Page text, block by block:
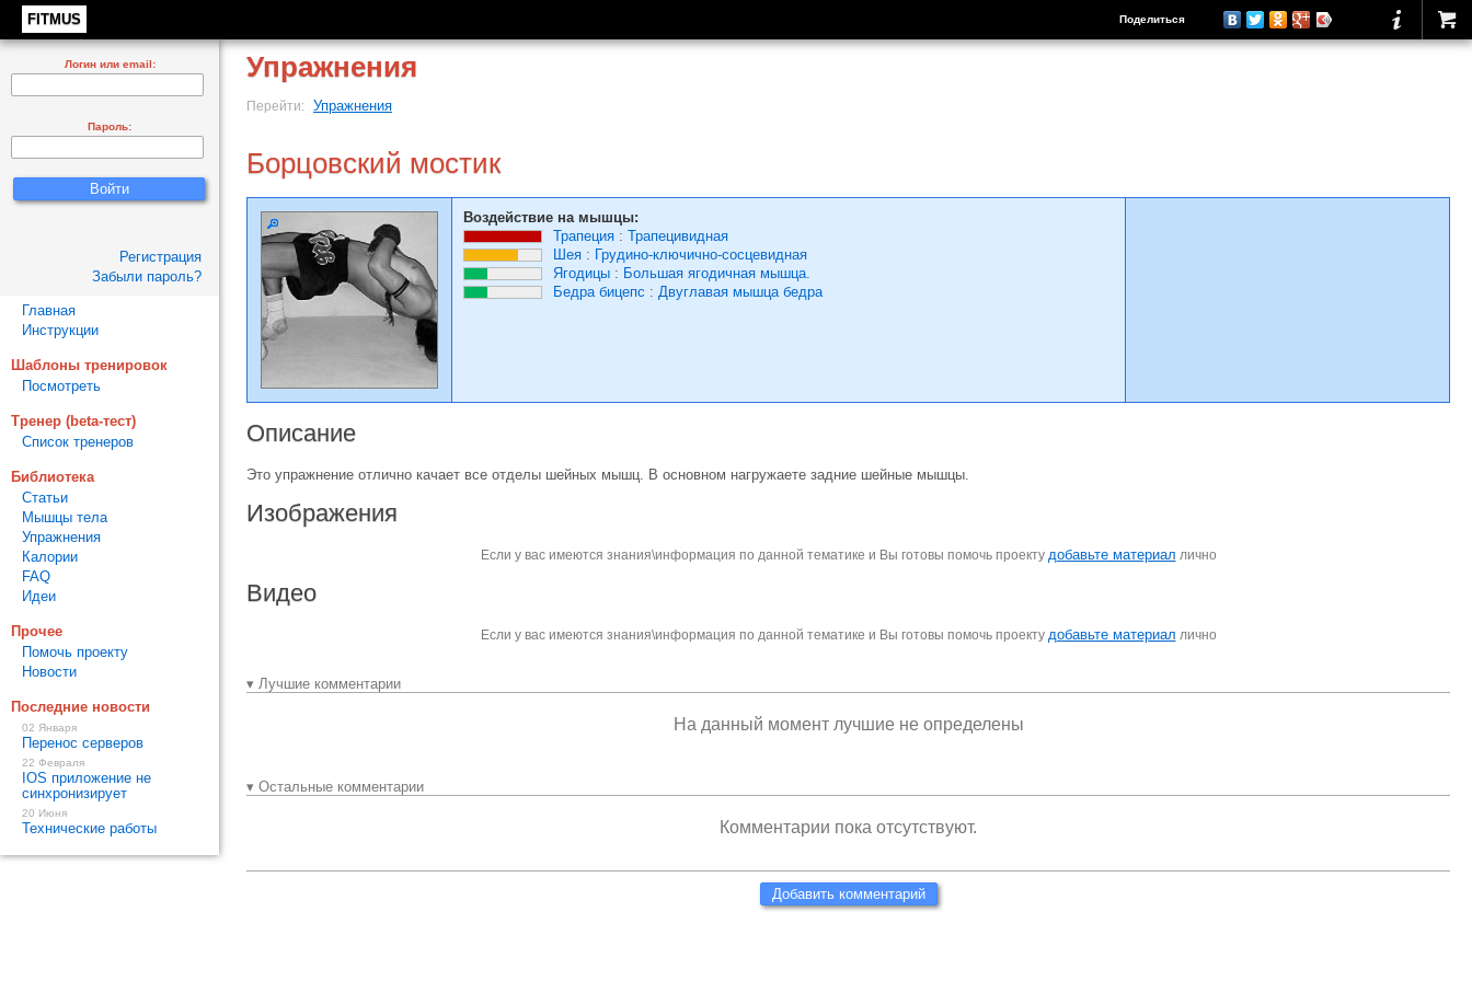
FITMUS Поделиться
Упражнения
Перейти: Упражнения
Борцовский мостик
Воздействие на мышцы:
Трапеция : Трапецивидная
Шея : Грудино-ключично-сосцевидная
Ягодицы : Большая ягодичная мышца.
Бедра бицепс : Двуглавая мышца бедра
Описание
Это упражнение отлично качает все отделы шейных мышц. В основном нагружаете задние шейные мышцы.
Изображения
Если у вас имеются знания\информация по данной тематике и Вы готовы помочь проекту добавьте материал лично
Видео
Если у вас имеются знания\информация по данной тематике и Вы готовы помочь проекту добавьте материал лично
▾ Лучшие комментарии
На данный момент лучшие не определены
▾ Остальные комментарии
Комментарии пока отсутствуют.
Добавить комментарий
Логин или email:
Пароль:
Регистрация
Забыли пароль?
Главная
Инструкции
Шаблоны тренировок
Посмотреть
Тренер (beta-тест)
Список тренеров
Библиотека
Статьи
Мышцы тела
Упражнения
Калории
FAQ
Идеи
Прочее
Помочь проекту
Новости
Последние новости
02 Января
Перенос серверов
22 Февраля
IOS приложение не
синхронизирует
20 Июня
Технические работы